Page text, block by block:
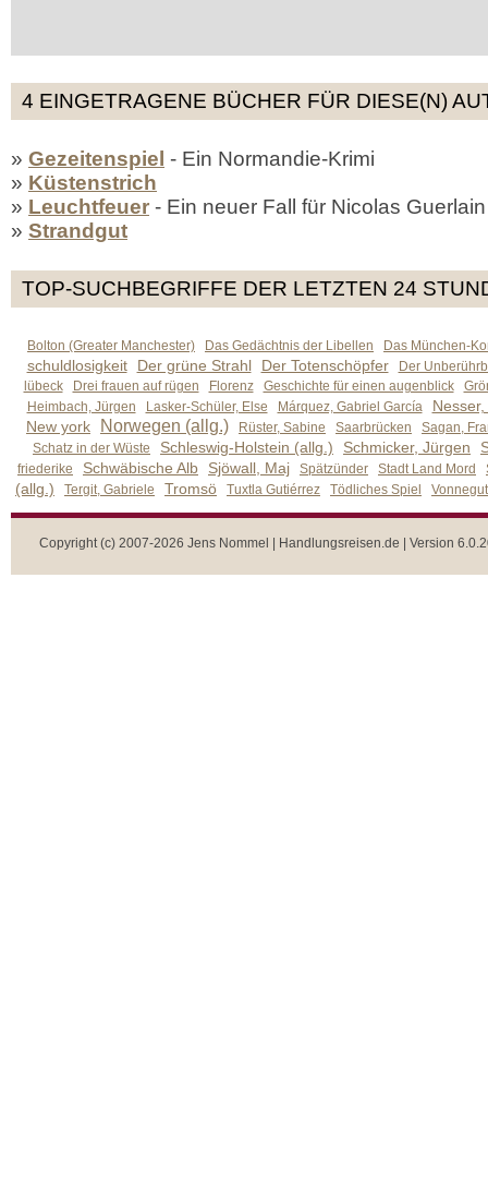
4 EINGETRAGENE BÜCHER FÜR DIESE(N)
» Gezeitenspiel - Ein Normandie-Krimi
» Küstenstrich
» Leuchtfeuer - Ein neuer Fall für Nicolas Guerlain
» Strandgut
TOP-SUCHBEGRIFFE DER LETZTEN 24
Bolton (Greater Manchester) Das Gedächtnis der Libellen Das München-
schuldlosigkeit Der grüne Strahl Der Totenschöpfer
Der
lübeck
Drei frauen auf rügen Florenz Geschichte für einen augenblick
Heimbach, Jürgen
Lasker-Schüler, Else Márquez, Gabriel García
New york
Norwegen (allg.) Rüster, Sabine Saarbrücken
Sagan,
Schatz in der Wüste
Schleswig-Holstein (allg.) Schmicker, Jürgen
friederike Schwäbische Alb Sjöwall, Maj Spätzünder Stadt Land Mord
(allg.) Tergit, Gabriele Tromsö Tuxtla Gutiérrez Tödliches Spiel
Copyright (c) 2007-2026 Jens Nommel | Handlungsreisen.de | Version